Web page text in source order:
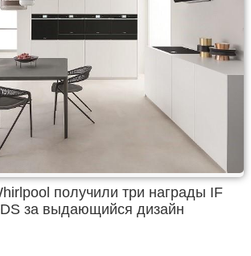
получили три награды IF
за выдающийся дизайн